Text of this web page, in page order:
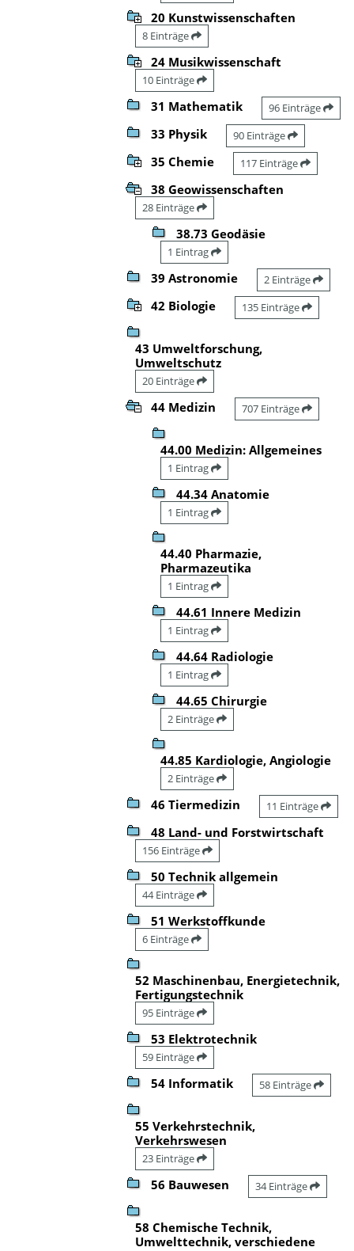
20 Kunstwissenschaften
8 Einträge
24 Musikwissenschaft
10 Einträge
31 Mathematik 96 Einträge
33 Physik 90 Einträge
35 Chemie 117 Einträge
38 Geowissenschaften
28 Einträge
38.73 Geodäsie
1 Eintrag
39 Astronomie 2 Einträge
42 Biologie 135 Einträge
43 Umweltforschung,
Umweltschutz
20 Einträge
44 Medizin 707 Einträge
44.00 Medizin: Allgemeines
1 Eintrag
44.34 Anatomie
1 Eintrag
44.40 Pharmazie,
Pharmazeutika
1 Eintrag
44.61 Innere Medizin
1 Eintrag
44.64 Radiologie
1 Eintrag
44.65 Chirurgie
2 Einträge
44.85 Kardiologie, Angiologie
2 Einträge
46 Tiermedizin 11 Einträge
48 Land- und Forstwirtschaft
156 Einträge
50 Technik allgemein
44 Einträge
51 Werkstoffkunde
6 Einträge
52 Maschinenbau, Energietechnik,
Fertigungstechnik
95 Einträge
53 Elektrotechnik
59 Einträge
54 Informatik 58 Einträge
55 Verkehrstechnik,
Verkehrswesen
23 Einträge
56 Bauwesen 34 Einträge
58 Chemische Technik,
Umwelttechnik, verschiedene